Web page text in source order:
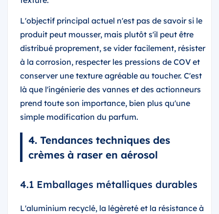
L'objectif principal actuel n'est pas de savoir si le
produit peut mousser, mais plutôt s'il peut être
distribué proprement, se vider facilement, résister
à la corrosion, respecter les pressions de COV et
conserver une texture agréable au toucher. C'est
là que l'ingénierie des vannes et des actionneurs
prend toute son importance, bien plus qu'une
simple modification du parfum.
4. Tendances techniques des
crèmes à raser en aérosol
4.1 Emballages métalliques durables
L'aluminium recyclé, la légèreté et la résistance à